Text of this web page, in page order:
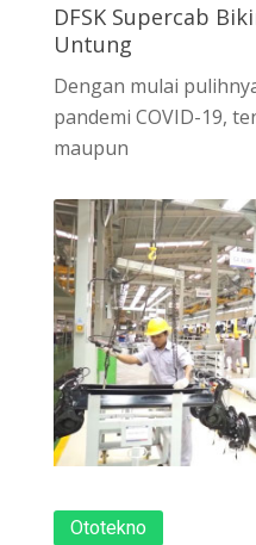
DFSK Supercab
Untung
Dengan mulai
pandemi COVID-19,
maupun
Ototekno